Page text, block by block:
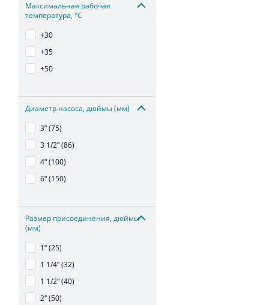
Максимальная рабочая
температура, °С
+30
+35
+50
Диаметр насоса, дюймы (мм)
3ʺ (75)
3 1/2ʺ (86)
4ʺ (100)
6ʺ (150)
Размер присоединения, дюймы
(мм)
1ʺ (25)
1 1/4ʺ (32)
1 1/2ʺ (40)
2ʺ (50)